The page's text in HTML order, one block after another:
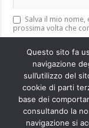
Salva il mio
prossima volta che
Questo sito utilizza
elaborati i dati derivati
Questo sito fa
navigazione
sull’utilizzo del
cookie di parti
base dei
consultando la
navigazione si